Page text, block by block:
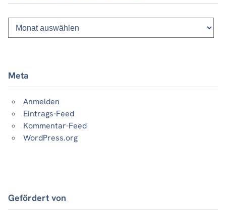
Monatsliste
vergangener
Beiträge
Meta
Anmelden
Eintrags-Feed
Kommentar-Feed
WordPress.org
Gefördert von